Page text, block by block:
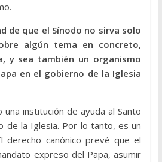
de que el Sínodo no sirva solo
algún tema en concreto,
y sea también un organismo
en el gobierno de la Iglesia
una institución de ayuda al Santo
de la Iglesia. Por lo tanto, es un
derecho canónico prevé que el
expreso del Papa, asumir